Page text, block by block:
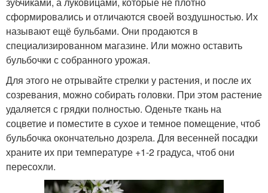
сформировались и отличаются своей воздушностью. Их
называют ещё бульбами. Они продаются в
специализированном магазине. Или можно оставить
бульбочки с собранного урожая.
Для этого не отрывайте стрелки у растения, и после их
созревания, можно собирать головки. При этом растение
удаляется с грядки полностью. Оденьте ткань на
соцветие и поместите в сухое и темное помещение, чтоб
бульбочка окончательно дозрела. Для весенней посадки
храните их при температуре +1-2 градуса, чтоб они
пересохли.